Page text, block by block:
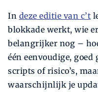
In deze editie van c’t
blokkade werkt, wie
belangrijker nog –
één eenvoudige, goed
scripts of risico’s,
waarschijnlijk je